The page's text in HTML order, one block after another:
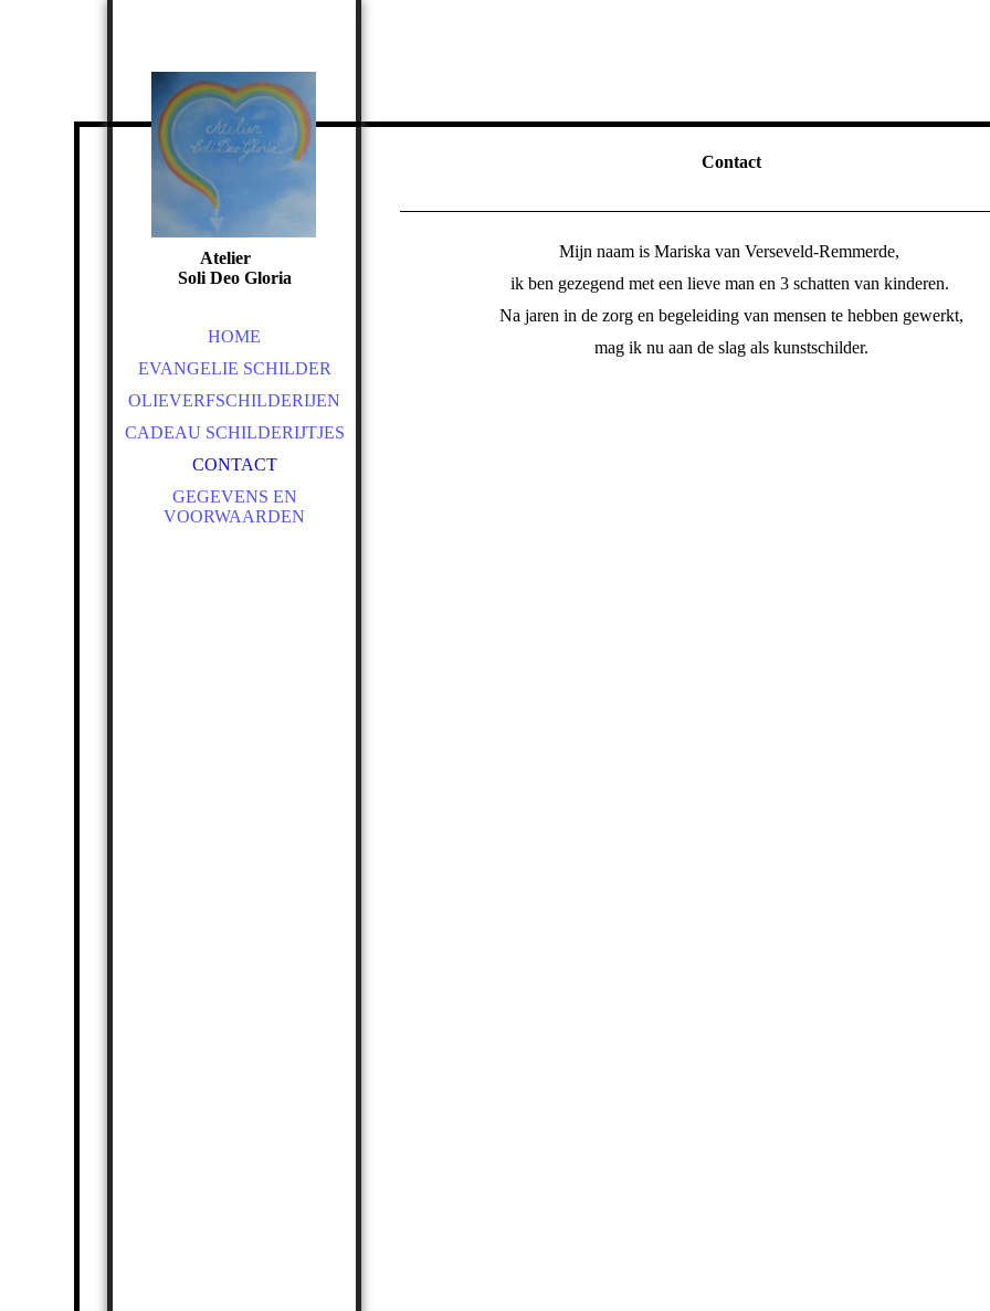
Atelier
Soli Deo Gloria
HOME
EVANGELIE SCHILDER
OLIEVERFSCHILDERIJEN
CADEAU SCHILDERIJTJES
CONTACT
GEGEVENS EN
VOORWAARDEN
Contact
Mijn naam is Mariska van Verseveld-Remmerde,
ik ben gezegend met een lieve man en 3 schatten van kinderen.
Na jaren in de zorg en begeleiding van mensen te hebben gewerkt,
mag ik nu aan de slag als kunstschilder.